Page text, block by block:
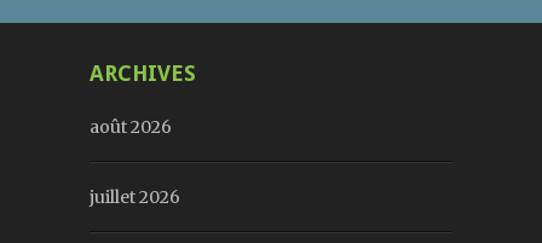
ARCHIVES
août 2026
juillet 2026